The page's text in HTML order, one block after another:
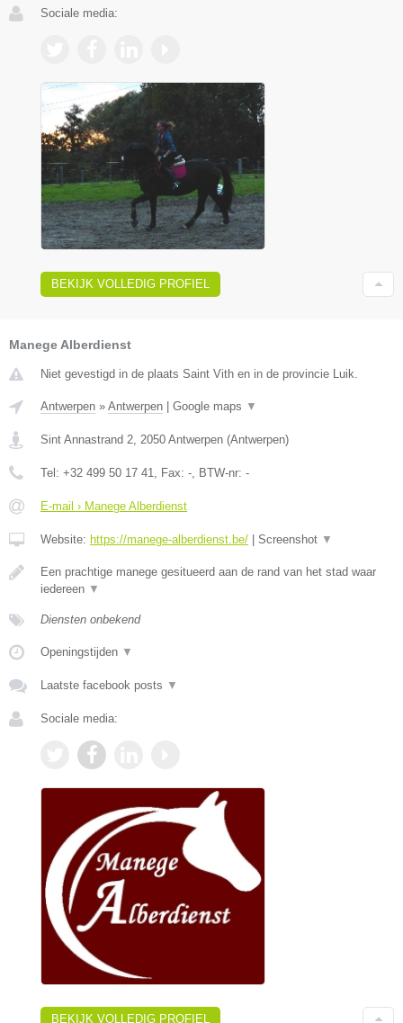
Sociale media:
BEKIJK VOLLEDIG PROFIEL
Manege Alberdienst
Niet gevestigd in de plaats Saint Vith en in de provincie Luik.
Antwerpen » Antwerpen Google maps ▼
Sint Annastrand 2, 2050 Antwerpen (Antwerpen)
Tel: +32 499 50 17 41, Fax: -, BTW-nr: -
E-mail › Manege Alberdienst
Website: https://manege-alberdienst.be/ Screenshot ▼
Een prachtige manege gesitueerd aan de rand van het stad waar
iedereen ▼
Diensten onbekend
Openingstijden ▼
Laatste facebook posts ▼
Sociale media:
BEKIJK VOLLEDIG PROFIEL